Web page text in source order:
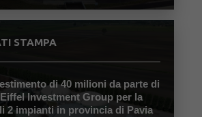
STAMPA
di 40 milioni da parte di
Investment Group per la
2 impianti in provincia di Pavia